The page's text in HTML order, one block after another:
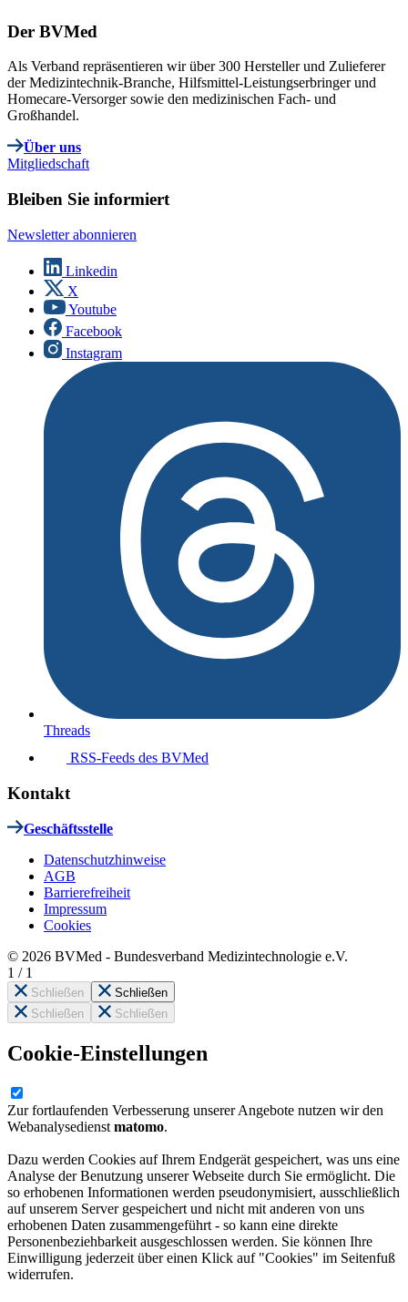
Der BVMed
Als Verband repräsentieren wir über 300 Hersteller und Zulieferer
der Medizintechnik-Branche, Hilfsmittel-Leistungserbringer und
Homecare-Versorger sowie den medizinischen Fach- und
Großhandel.
Über uns
Mitgliedschaft
Bleiben Sie informiert
Newsletter abonnieren
Linkedin
X
Youtube
Facebook
Instagram
Threads
RSS-Feeds des BVMed
Kontakt
Geschäftsstelle
Datenschutzhinweise
AGB
Barrierefreiheit
Impressum
Cookies
© 2026 BVMed - Bundesverband Medizintechnologie e.V.
1 / 1
Schließen
Schließen
Schließen
Schließen
Cookie-Einstellungen
Zur fortlaufenden Verbesserung unserer Angebote nutzen wir den
Webanalysedienst matomo.
Dazu werden Cookies auf Ihrem Endgerät gespeichert, was uns eine
Analyse der Benutzung unserer Webseite durch Sie ermöglicht. Die
so erhobenen Informationen werden pseudonymisiert, ausschließlich
auf unserem Server gespeichert und nicht mit anderen von uns
erhobenen Daten zusammengeführt - so kann eine direkte
Personenbeziehbarkeit ausgeschlossen werden. Sie können Ihre
Einwilligung jederzeit über einen Klick auf "Cookies" im Seitenfuß
widerrufen.